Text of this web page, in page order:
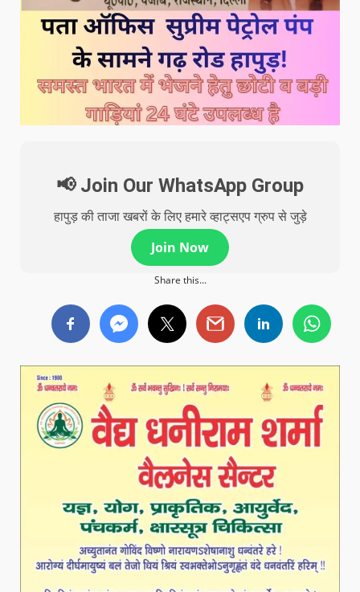
📢 Join Our WhatsApp Group
हापुड़ की ताजा खबरों के लिए हमारे व्हाट्सएप ग्रुप से जुड़े
Join Now
Share this...